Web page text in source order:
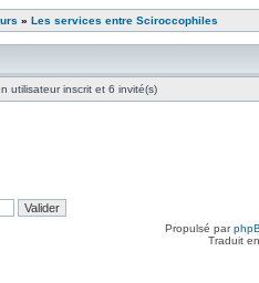
» Les services entre Sciroccophiles
utilisateur inscrit et 6 invité(s)
Propulsé par
Traduit